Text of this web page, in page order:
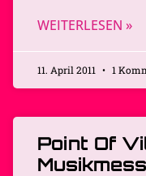
WEITERLESEN »
11. April 2011 1
Point Of